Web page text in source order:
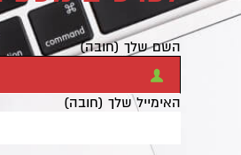
השם שלך (חובה)
האימייל שלך (חובה)